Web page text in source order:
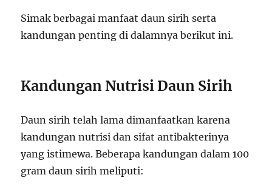
Simak berbagai manfaat daun sirih serta
kandungan penting di dalamnya berikut ini.
Kandungan Nutrisi Daun Sirih
Daun sirih telah lama dimanfaatkan karena
kandungan nutrisi dan sifat antibakterinya
yang istimewa. Beberapa kandungan dalam 100
gram daun sirih meliputi: